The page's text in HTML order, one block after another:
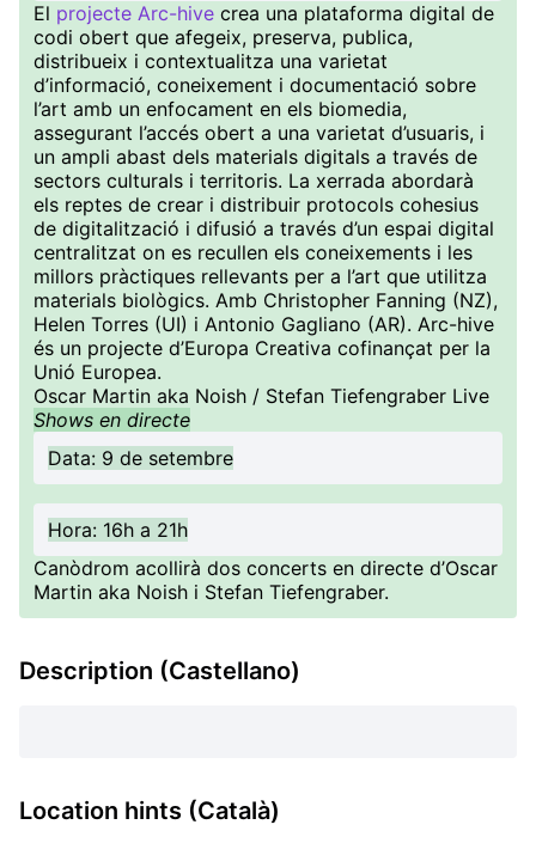
El projecte Arc-hive crea una plataforma digital de
codi obert que afegeix, preserva, publica,
distribueix i contextualitza una varietat
d’informació, coneixement i documentació sobre
l’art amb un enfocament en els biomedia,
assegurant l’accés obert a una varietat d’usuaris, i
un ampli abast dels materials digitals a través de
sectors culturals i territoris. La xerrada abordarà
els reptes de crear i distribuir protocols cohesius
de digitalització i difusió a través d’un espai digital
centralitzat on es recullen els coneixements i les
millors pràctiques rellevants per a l’art que utilitza
materials biològics. Amb Christopher Fanning (NZ),
Helen Torres (UI) i Antonio Gagliano (AR). Arc-hive
és un projecte d’Europa Creativa cofinançat per la
Unió Europea.
Oscar Martin aka Noish / Stefan Tiefengraber Live
Shows en directe
Data: 9 de setembre
Hora: 16h a 21h
Canòdrom acollirà dos concerts en directe d’Oscar
Martin aka Noish i Stefan Tiefengraber.
Description (Castellano)
Location hints (Català)